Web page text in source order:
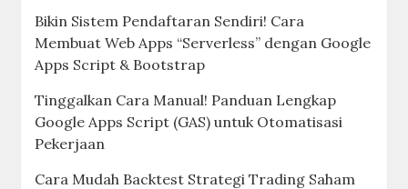
Bikin Sistem Pendaftaran Sendiri! Cara
Membuat Web Apps “Serverless” dengan Google
Apps Script & Bootstrap
Tinggalkan Cara Manual! Panduan Lengkap
Google Apps Script (GAS) untuk Otomatisasi
Pekerjaan
Cara Mudah Backtest Strategi Trading Saham